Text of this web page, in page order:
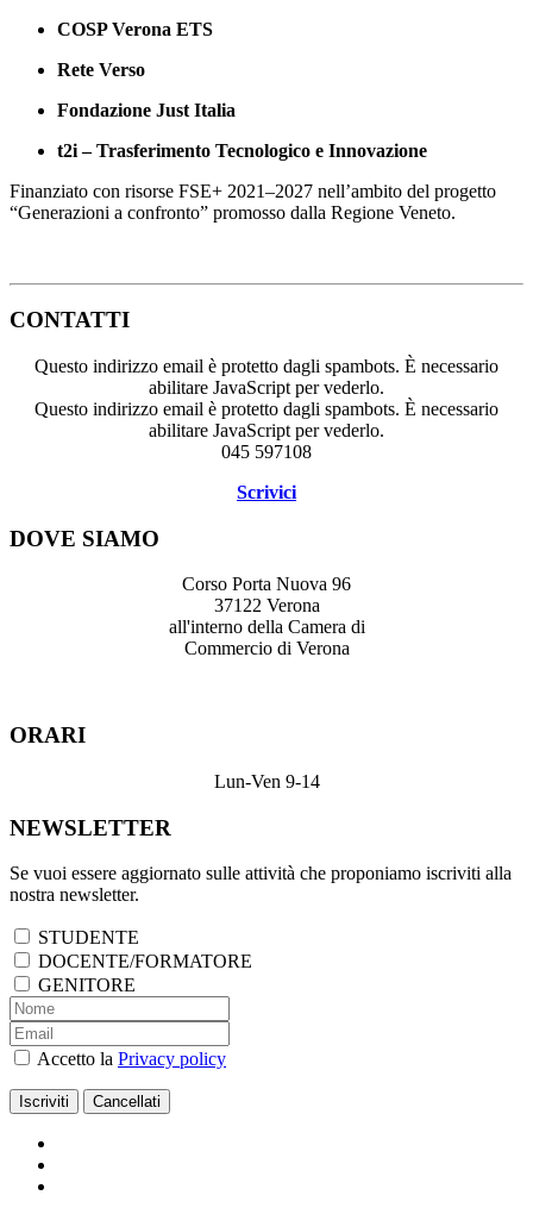
COSP Verona ETS
Rete Verso
Fondazione Just Italia
t2i – Trasferimento Tecnologico e Innovazione
Finanziato con risorse FSE+ 2021–2027 nell’ambito del progetto
“Generazioni a confronto” promosso dalla Regione Veneto.
CONTATTI
Questo indirizzo email è protetto dagli spambots. È necessario
abilitare JavaScript per vederlo.
Questo indirizzo email è protetto dagli spambots. È necessario
abilitare JavaScript per vederlo.
045 597108
Scrivici
DOVE SIAMO
Corso Porta Nuova 96
37122 Verona
all'interno della Camera di
Commercio di Verona
ORARI
Lun-Ven 9-14
NEWSLETTER
Se vuoi essere aggiornato sulle attività che proponiamo iscriviti alla
nostra newsletter.
STUDENTE
DOCENTE/FORMATORE
GENITORE
Accetto la Privacy policy